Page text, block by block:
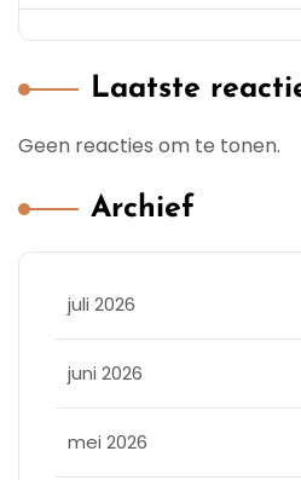
Laatste
Geen reacties om te tonen.
Archief
juli 2026
juni 2026
mei 2026